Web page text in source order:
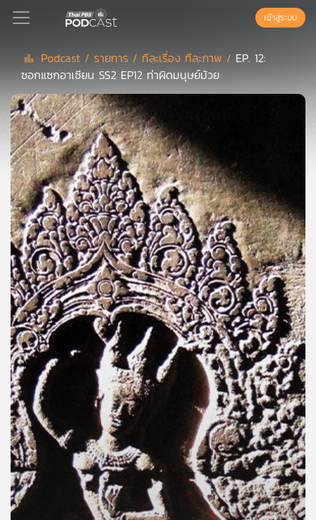
Podcast
เพล
ย์
ลิ
สต์
แนะนำ
เพล
ย์
ลิ
สต์
ของ
คุณ
เพลง
บทความ
ข่าว
และ
กิจกรรม
เข้าสู่ระบบ
Podcast / รายการ / ทีละเรื่อง ทีละภาพ / EP. 12:
ซอกแซกอาเซียน SS2 EP12 ท่าผิดมนุษย์ม้วย